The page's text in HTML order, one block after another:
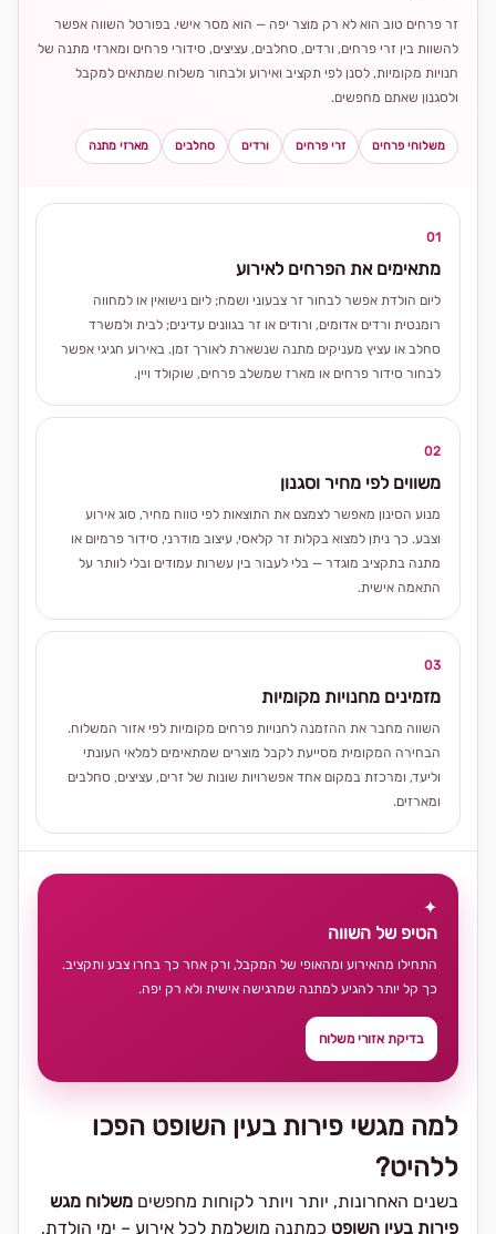
זר פרחים טוב הוא לא רק מוצר יפה — הוא מסר אישי. בפורטל השווה אפשר
להשוות בין זרי פרחים, ורדים, סחלבים, עציצים, סידורי פרחים ומארזי מתנה של
חנויות מקומיות, לסנן לפי תקציב ואירוע ולבחור משלוח שמתאים למקבל
ולסגנון שאתם מחפשים.
משלוחי פרחים זרי פרחים ורדים סחלבים מארזי מתנה
01
מתאימים את הפרחים לאירוע
ליום הולדת אפשר לבחור זר צבעוני ושמח; ליום נישואין או למחווה
רומנטית ורדים אדומים, ורודים או זר בגוונים עדינים; לבית ולמשרד
סחלב או עציץ מעניקים מתנה שנשארת לאורך זמן. באירוע חגיגי אפשר
לבחור סידור פרחים או מארז שמשלב פרחים, שוקולד ויין.
02
משווים לפי מחיר וסגנון
מנוע הסינון מאפשר לצמצם את התוצאות לפי טווח מחיר, סוג אירוע
וצבע. כך ניתן למצוא בקלות זר קלאסי, עיצוב מודרני, סידור פרמיום או
מתנה בתקציב מוגדר — בלי לעבור בין עשרות עמודים ובלי לוותר על
התאמה אישית.
03
מזמינים מחנויות מקומיות
השווה מחבר את ההזמנה לחנויות פרחים מקומיות לפי אזור המשלוח.
הבחירה המקומית מסייעת לקבל מוצרים שמתאימים למלאי העונתי
וליעד, ומרכזת במקום אחד אפשרויות שונות של זרים, עציצים, סחלבים
ומארזים.
למה מגשי פירות בעין השופט הפכו
ללהיט?
בשנים האחרונות, יותר ויותר לקוחות מחפשים משלוח מגש
פירות בעין השופט כמתנה מושלמת לכל אירוע – ימי הולדת,
✦
הטיפ של השווה
התחילו מהאירוע ומהאופי של המקבל, ורק אחר כך בחרו צבע ותקציב.
כך קל יותר להגיע למתנה שמרגישה אישית ולא רק יפה.
בדיקת אזורי משלוח